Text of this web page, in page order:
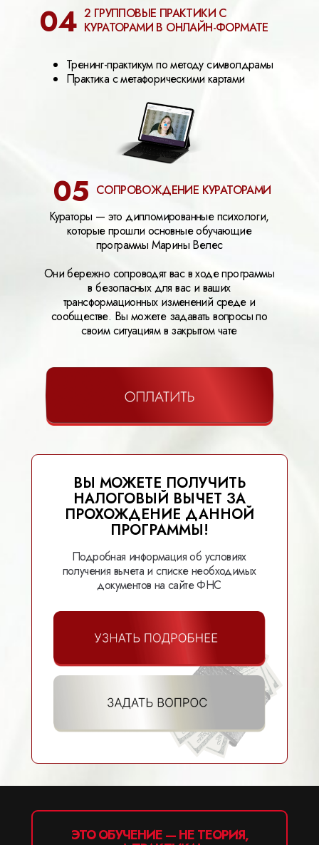
Подробная информация об условиях
получения вычета и списке необходимых
документов на сайте ФНС
ВЫ МОЖЕТЕ ПОЛУЧИТЬ
НАЛОГОВЫЙ ВЫЧЕТ ЗА
ПРОХОЖДЕНИЕ ДАННОЙ
ПРОГРАММЫ!
Тренинг-практикум по методу символдрамы
Практика с метафорическими картами
2 ГРУППОВЫЕ ПРАКТИКИ С
КУРАТОРАМИ В ОНЛАЙН-ФОРМАТЕ
04
Кураторы — это дипломированные психологи,
которые прошли основные обучающие
программы Марины Велес
Они бережно сопроводят вас в ходе программы
в безопасных для вас и ваших
трансформационных изменений среде и
сообществе. Вы можете задавать вопросы по
своим ситуациям в закрытом чате
СОПРОВОЖДЕНИЕ КУРАТОРАМИ
05
ЭТО ОБУЧЕНИЕ — НЕ ТЕОРИЯ,